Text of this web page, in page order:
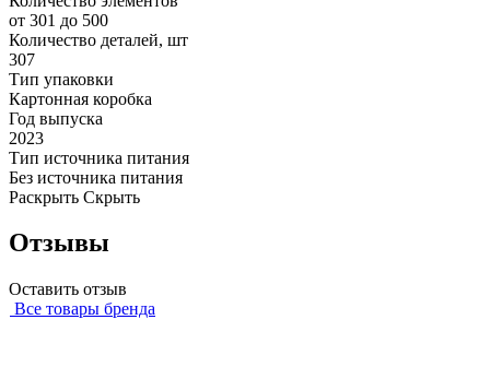
от 301 до 500
Количество деталей, шт
307
Тип упаковки
Картонная коробка
Год выпуска
2023
Тип источника питания
Без источника питания
Раскрыть Скрыть
Отзывы
Оставить отзыв
Все товары бренда